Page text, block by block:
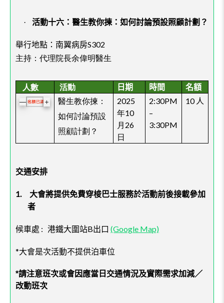
· 活動十六： 醫生教你揀：如何討論預設照顧計劃？
舉行地點： 南翼病房S302
主持： 代理院長余偉明醫生
人數 活動 日期 時間 名額
— ＋
醫生教你揀：
如何討論預設
照顧計劃？
2025
年10
月26
日
2:30PM
–
3:30PM
10 人
交通安排
1.
大會將提供免費穿梭巴士服務於活動前後接載參加
者
候車處 : 港鐵大圍站B出口 (Google Map)
*大會是次活動不提供泊車位
*請注意班次或會因應當日交通情況及實際需求加減／
改動班次